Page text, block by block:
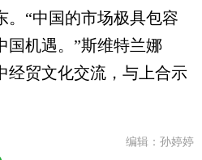
。“中国的市场极具包容
国机遇。”斯维特兰娜
经贸文化交流，与上合示
编辑：孙婷婷